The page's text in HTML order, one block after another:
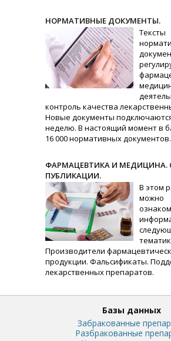
НОРМАТИВНЫЕ ДОКУМЕНТЫ.
Тексты
контроль качества
Новые документы
неделю. В настоящий момент в
16 000 нормативных документов.
ФАРМАЦЕВТИКА И МЕДИЦИНА.
ПУБЛИКАЦИИ.
В этом
можно
Производители
продукции. Фальсификаты.
лекарственных препаратов.
Базы данных
Забракованные
Разбракованные